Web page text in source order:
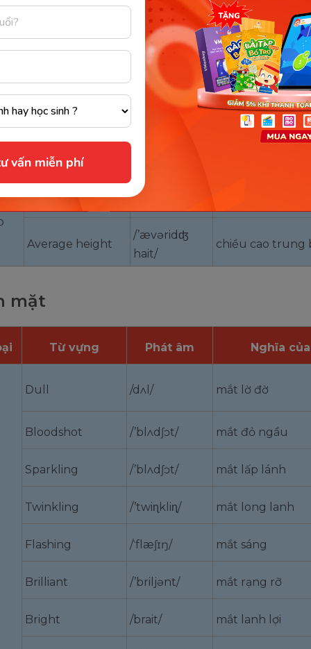
vấn miễn phí
proportioned
ˈpɔːʃənd ‘figə/
cân đối
/freil/ yếu đuối, mỏng
Plump /plʌmp/ tròn trĩnh
Tall
Tallish cao dong dỏng
Average height
/’ævəridʤ
hait/
chiều cao trung
mặt
Từ vựng Phát âm Nghĩa
Dull /dʌl/ mắt lờ đờ
Bloodshot /’blʌdʃɔt/ mắt đỏ ngầu
Sparkling /’blʌdʃɔt/ mắt lấp lánh
Twinkling /’twiɳkliɳ/ mắt long lanh
Flashing /ˈflæʃɪŋ/ mắt sáng
Brilliant /’briljənt/ mắt rạng rỡ
Bright /brait/ mắt lanh lợi